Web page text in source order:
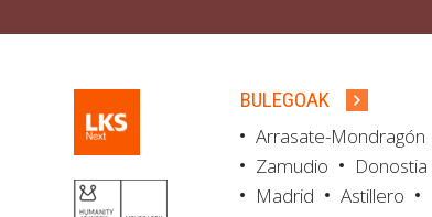
BULEGOAK
Arrasate-Mondragón
Zamudio
Donostia
Madrid
Astillero